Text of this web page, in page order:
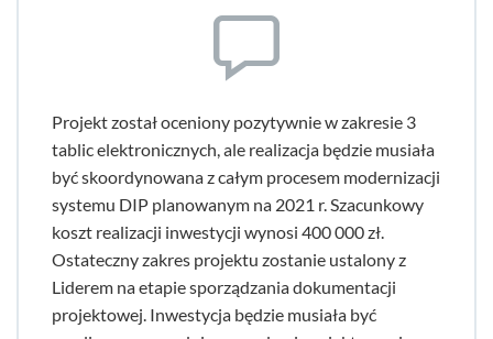
Projekt został oceniony pozytywnie w zakresie 3
tablic elektronicznych, ale realizacja będzie musiała
być skoordynowana z całym procesem modernizacji
systemu DIP planowanym na 2021 r. Szacunkowy
koszt realizacji inwestycji wynosi 400 000 zł.
Ostateczny zakres projektu zostanie ustalony z
Liderem na etapie sporządzania dokumentacji
projektowej. Inwestycja będzie musiała być